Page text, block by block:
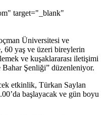
target="_blank"
Üniversitesi ve
60 yaş ve üzeri bireylerin
ve kuşaklararası iletişimi
Bahar Şenliği” düzenleniyor.
etkinlik, Türkan Saylan
başlayacak ve gün boyu